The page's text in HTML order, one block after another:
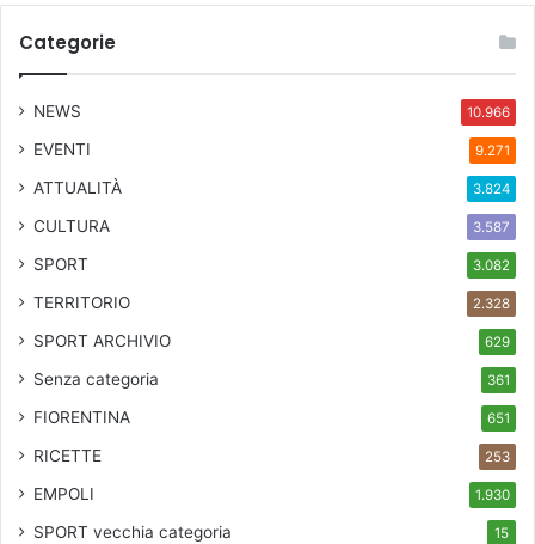
Categorie
NEWS 10.966
EVENTI 9.271
ATTUALITÀ 3.824
CULTURA 3.587
SPORT 3.082
TERRITORIO 2.328
SPORT ARCHIVIO 629
Senza categoria 361
FIORENTINA 651
RICETTE 253
EMPOLI 1.930
SPORT vecchia categoria 15